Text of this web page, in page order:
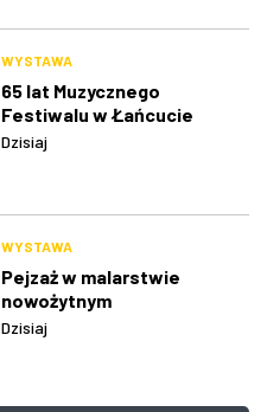
WYSTAWA
65 lat Muzycznego
Festiwalu w Łańcucie
Dzisiaj
WYSTAWA
Pejzaż w malarstwie
nowożytnym
Dzisiaj